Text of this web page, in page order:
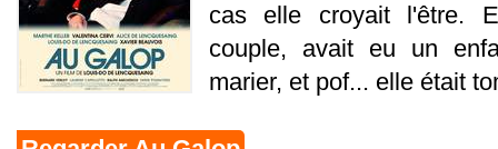
cas elle croyait l'être.
couple, avait eu un
marier, et pof... elle était